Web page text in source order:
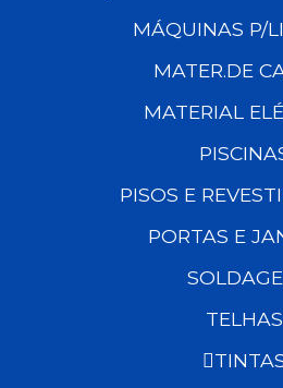
MÁQUINAS P/
MATER.DE
MATERIAL
PISOS E
PORTAS E
TELHAS